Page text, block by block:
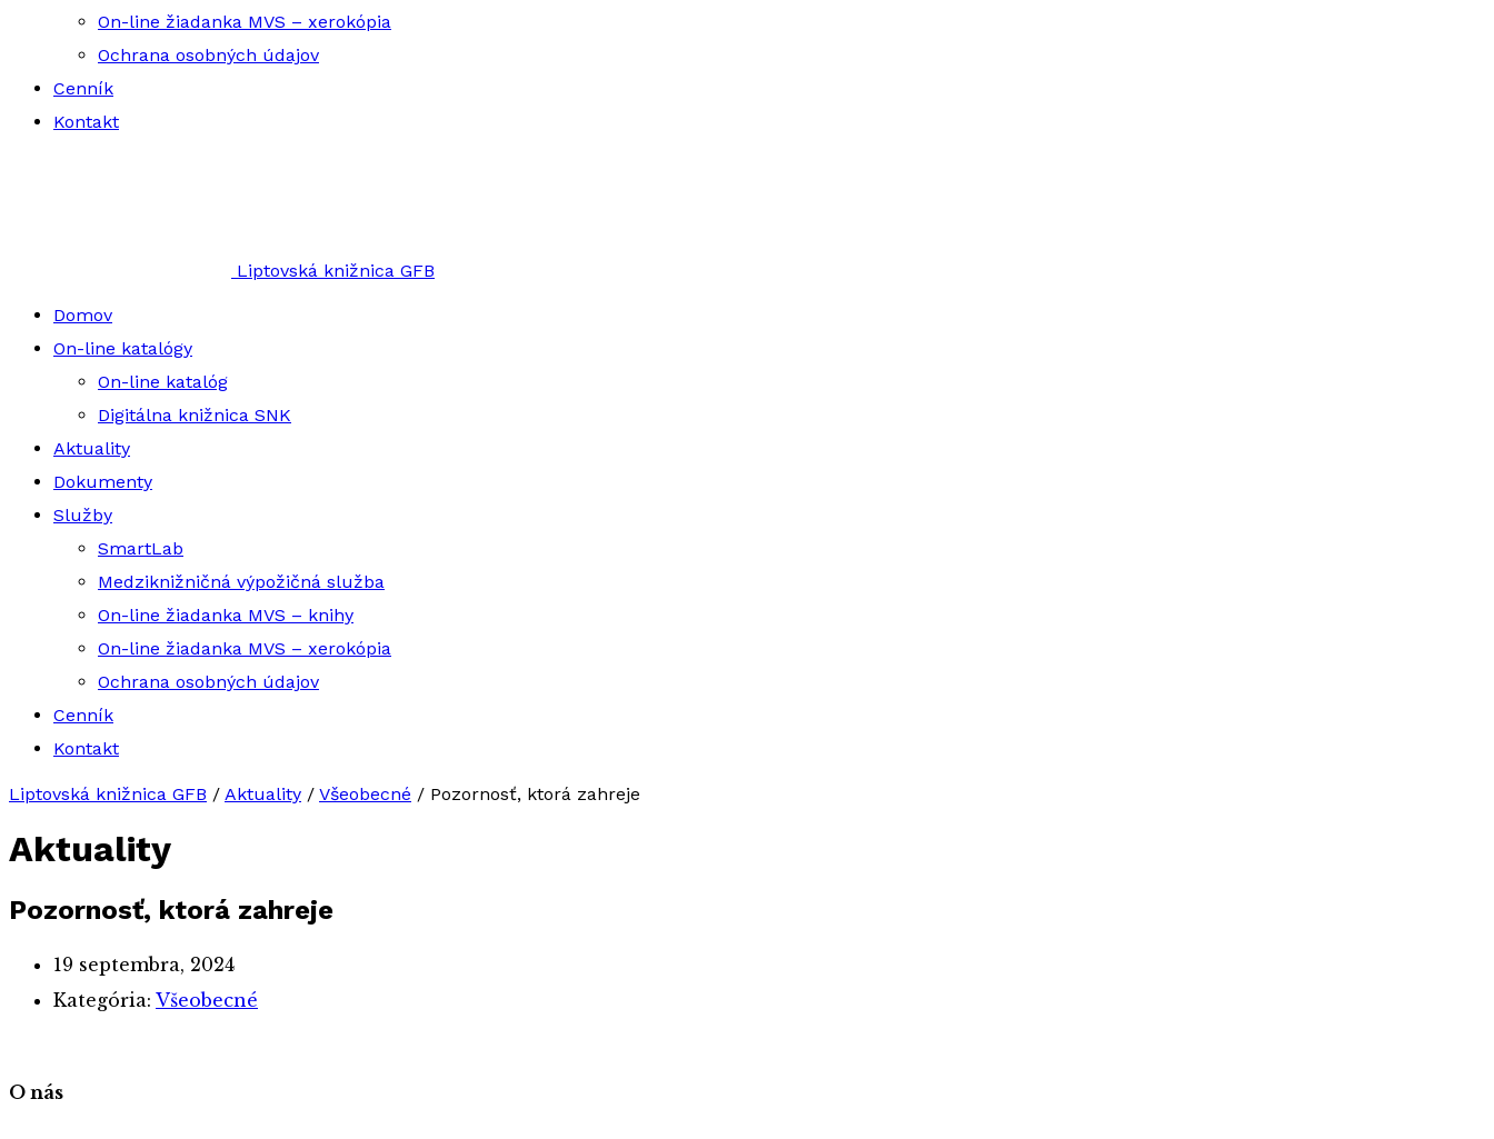
On-line žiadanka MVS – xerokópia
Ochrana osobných údajov
Cenník
Kontakt
Liptovská knižnica GFB
Domov
On-line katalógy
On-line katalóg
Digitálna knižnica SNK
Aktuality
Dokumenty
Služby
SmartLab
Medziknižničná výpožičná služba
On-line žiadanka MVS – knihy
On-line žiadanka MVS – xerokópia
Ochrana osobných údajov
Cenník
Kontakt
Liptovská knižnica GFB / Aktuality / Všeobecné / Pozornosť, ktorá zahreje
Aktuality
Pozornosť, ktorá zahreje
19 septembra, 2024
Kategória: Všeobecné
O nás